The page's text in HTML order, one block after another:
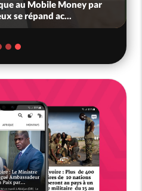
au Mobile Money par
se répand ac...